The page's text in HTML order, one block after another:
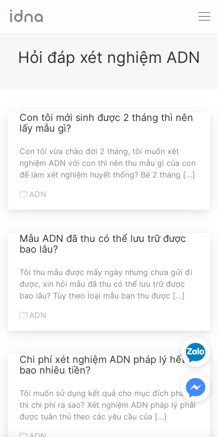
TPHCM Hà Nội Đà Nẵng
Xét nghiệm ADN Sàng lọc thai NIPT
TPHCM Hà Nội Đà Nẵng
dịch vụ
Sàng lọc trước sinh
Bệnh tan máu Thalassemia
hỗ trợ địa chỉ
hợp tác với idna
Hỏi đáp xét nghiệm ADN
Con tôi mới sinh được 2 tháng thì nên
lấy mẫu gì?
Con tôi vừa chào đời 2 tháng, tôi muốn xét
nghiệm ADN với con thì nên thu mẫu gì của con
để làm xét nghiệm huyết thống? Bé 2 tháng […]
ADN
Mẫu ADN đã thu có thể lưu trữ được
bao lâu?
Tôi thu mẫu được mấy ngày nhưng chưa gửi đi
được, xin hỏi mẫu đã thu có thể lưu trữ được
bao lâu? Tùy theo loại mẫu bạn thu được […]
ADN
Chi phí xét nghiệm ADN pháp lý hết
bao nhiêu tiền?
Tôi muốn sử dụng kết quả cho mục đích pháp lý
thì chi phí ra sao? Xét nghiệm ADN pháp lý phải
được tuân thủ theo các yêu cầu của […]